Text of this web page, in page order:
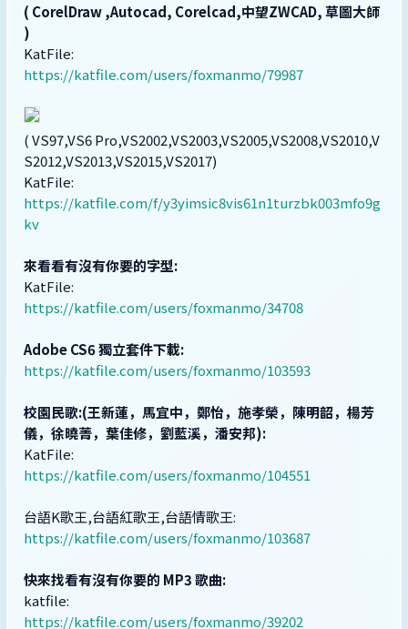
( CorelDraw ,Autocad, Corelcad,中望ZWCAD, 草圖大師
)
KatFile:
https://katfile.com/users/foxmanmo/79987
( VS97,VS6 Pro,VS2002,VS2003,VS2005,VS2008,VS2010,V
S2012,VS2013,VS2015,VS2017)
KatFile:
https://katfile.com/f/y3yimsic8vis61n1turzbk003mfo9g
kv
來看看有沒有你要的字型:
KatFile:
https://katfile.com/users/foxmanmo/34708
Adobe CS6 獨立套件下載:
https://katfile.com/users/foxmanmo/103593
校園民歌:(王新蓮，馬宜中，鄭怡，施孝榮，陳明韶，楊芳
儀，徐曉菁，葉佳修，劉藍溪，潘安邦):
KatFile:
https://katfile.com/users/foxmanmo/104551
台語K歌王,台語紅歌王,台語情歌王:
https://katfile.com/users/foxmanmo/103687
快來找看有沒有你要的 MP3 歌曲:
katfile:
https://katfile.com/users/foxmanmo/39202